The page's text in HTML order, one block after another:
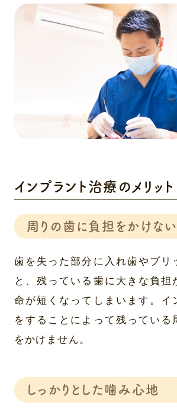
インプラント治療のメリット
周りの歯に負担をかけない
歯を失った部分に入れ歯やブリ
と、残っている歯に大きな負担
命が短くなってしまいます。イ
をすることによって残っている
をかけません。
しっかりとした噛み心地